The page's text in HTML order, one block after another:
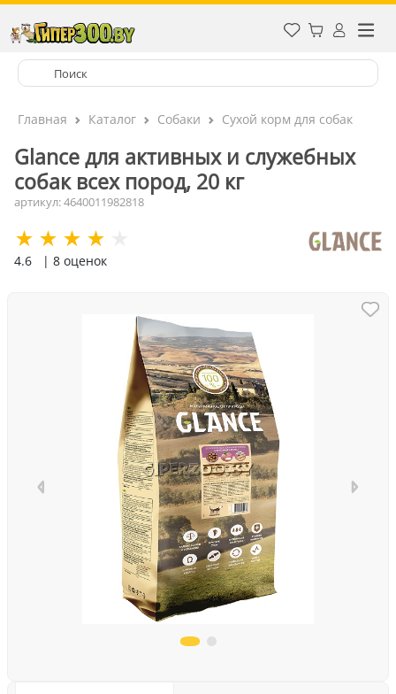
Главная Каталог Собаки Сухой корм для собак
Glance для активных и служебных
собак всех пород, 20 кг
артикул: 4640011982818
4.6 | 8 оценок